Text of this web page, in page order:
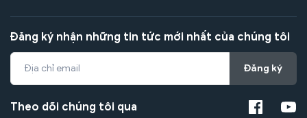
Đăng ký nhận những tin tức mới nhất của chúng tôi
Đăng ký
Theo dõi chúng tôi qua